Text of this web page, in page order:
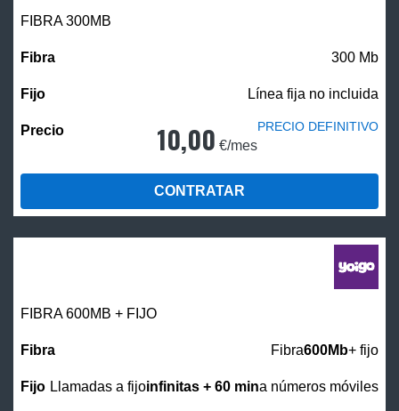
FIBRA 300MB
300 Mb
Línea fija no incluida
10,00 €/mes
PRECIO DEFINITIVO
CONTRATAR
FIBRA 600MB + FIJO
Fibra600Mb+ fijo
Llamadas a fijoinfinitas + 60 mina números móviles